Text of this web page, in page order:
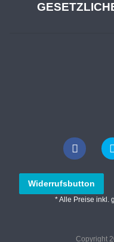
Widerrufsbutton
* Alle Preise inkl.
Copyright